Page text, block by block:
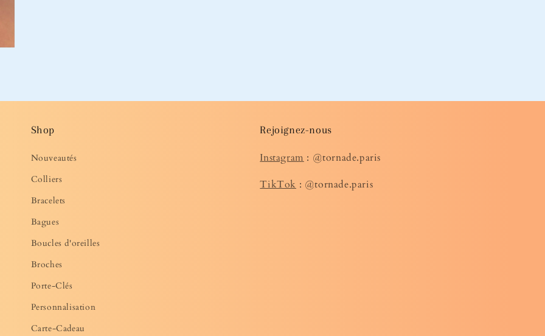
Shop
Nouveautés
Colliers
Bracelets
Bagues
Boucles d'oreilles
Broches
Porte-Clés
Personnalisation
Carte-Cadeau
Rejoignez-nous
Instagram : @tornade.paris
TikTok : @tornade.paris